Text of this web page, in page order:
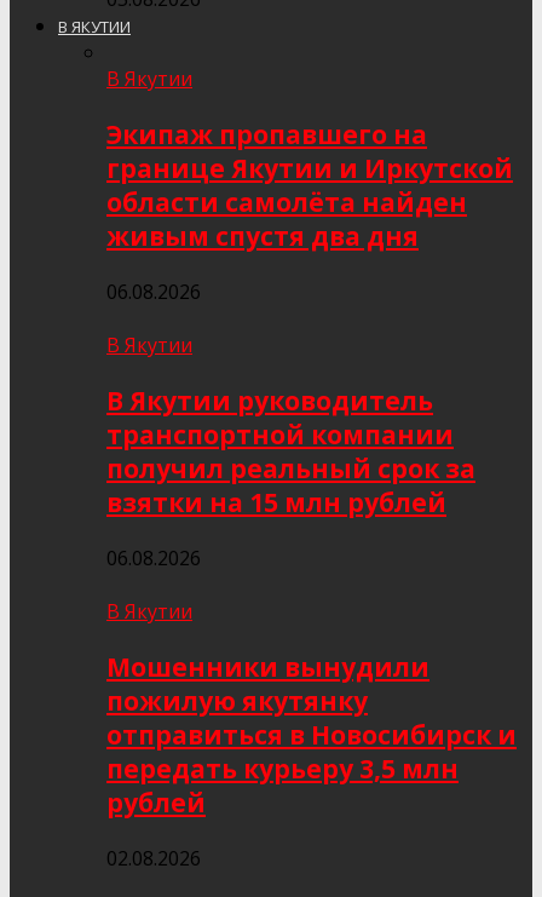
В ЯКУТИИ
В Якутии
Экипаж пропавшего на
границе Якутии и Иркутской
области самолёта найден
живым спустя два дня
06.08.2026
В Якутии
В Якутии руководитель
транспортной компании
получил реальный срок за
взятки на 15 млн рублей
06.08.2026
В Якутии
Мошенники вынудили
пожилую якутянку
отправиться в Новосибирск и
передать курьеру 3,5 млн
рублей
02.08.2026